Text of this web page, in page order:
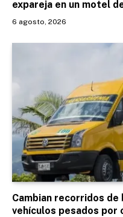
expareja en un motel
6 agosto, 2026
Cambian recorridos
vehículos pesados por